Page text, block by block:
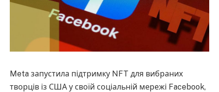
Meta запустила підтримку NFT для вибраних
творців із США у своїй соціальній мережі Facebook,